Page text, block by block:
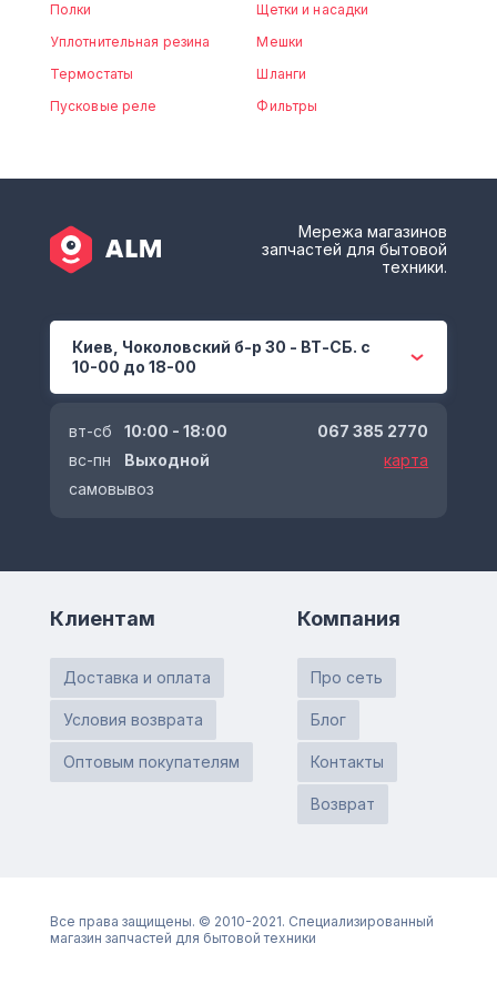
Полки
Уплотнительная резина
Термостаты
Пусковые реле
Щетки и насадки
Мешки
Шланги
Фильтры
Мережа магазинов
запчастей для бытовой
техники.
Киев, Чоколовский б-р 30 - ВТ-СБ. с
10-00 до 18-00
вт-сб
10:00 - 18:00
вс-пн
Выходной
самовывоз
067 385 2770
карта
Клиентам
Доставка и оплата
Условия возврата
Оптовым покупателям
Компания
Про сеть
Блог
Контакты
Возврат
Все права защищены. © 2010-2021. Специализированный
магазин запчастей для бытовой техники